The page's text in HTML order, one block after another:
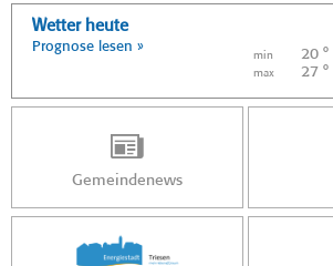
Wetter heute
Prognose lesen »
min 20 °
max 27 °
Gemeindenews